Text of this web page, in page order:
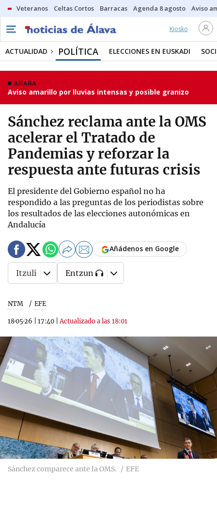
Veteranos Celtas Cortos Barracas Agenda 8 agosto Aviso
Kiosko
ACTUALIDAD POLÍTICA ELECCIONES EN EUSKADI
ARABA
Aviso amarillo por lluvias intensas y posible granizo
Sánchez reclama ante la OMS
acelerar el Tratado de
Pandemias y reforzar la
respuesta ante futuras crisis
El presidente del Gobierno español no ha
respondido a las preguntas de los periodistas sobre
los resultados de las elecciones autonómicas en
Andalucía
NTM EFE
18·05·26 17:40 |Actualizado a las 18:01
Añádenos en Google
Itzuli Entzun
Sánchez comparece ante la OMS. EFE